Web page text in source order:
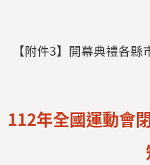
【附件3】開幕典禮各
112年全國運動會